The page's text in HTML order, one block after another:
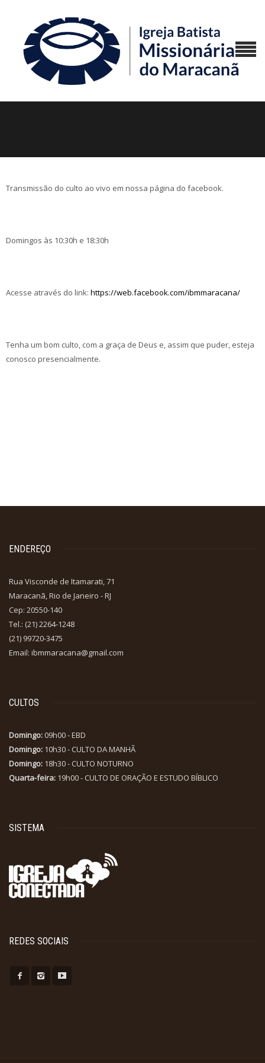
Transmissão do culto ao vivo em nossa página do facebook.
Domingos às 10:30h e 18:30h
Acesse através do link: https://web.facebook.com/ibmmaracana/
Tenha um bom culto, com a graça de Deus e, assim que puder, esteja
conosco presencialmente.
ENDEREÇO
Rua Visconde de Itamarati, 71
Maracanã, Rio de Janeiro - RJ
Cep: 20550-140
Tel.: (21) 2264-1248
(21) 99720-3475
Email: ibmmaracana@gmail.com
CULTOS
Domingo:09h00 - EBD
Domingo: 10h30 - CULTO DA MANHÃ
Domingo: 18h30 - CULTO NOTURNO
Quarta-feira: 19h00 - CULTO DE ORAÇÃO E ESTUDO BÍBLICO
SISTEMA
REDES SOCIAIS